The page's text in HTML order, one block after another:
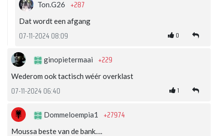
Ton.G26 +287
Dat wordt een afgang
07-11-2024 08:09 0
ginopietermaai +229
Wederom ook tactisch wéér overklast
07-11-2024 06:40 1
Dommeloempia1 +27974
Moussa beste van de bank….